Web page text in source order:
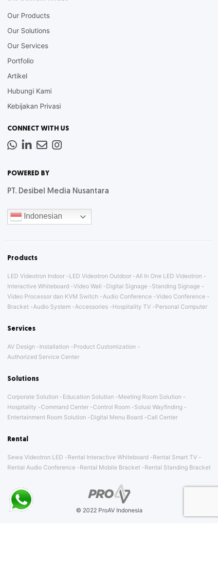
Our Products
Our Solutions
Our Services
Portfolio
Artikel
Hubungi Kami
Kebijakan Privasi
CONNECT WITH US
Whatsapp
LinkedIn
NewsInstagram
POWERED BY
PT. Desibel Media Nusantara
Indonesian
Products
LED Videotron Indoor LED Videotron Outdoor
All In One LED Videotron
Interactive Whiteboard Video Wall Digital Signage
Standing Signage
Video Processor dan KVM Switch
Audio Conference Video Conference
Bracket
Audio System Accessories Hospitality TV Personal Computer
Services
AV Design Installation
Product Customization
Authorized Service Center
Solutions
Corporate Solution Education Solution
Meeting Room Solution
Hospitality
Command Center Control Room
Solusi Wayfinding
Entertainment Room Solution
Digital Menu Board Call Center
Rental
Sewa Videotron LED Rental Interactive Whiteboard
Rental Smart TV
Rental Audio Conference
Rental Mobile Bracket Rental Standing Bracket
© 2022 ProAV Indonesia